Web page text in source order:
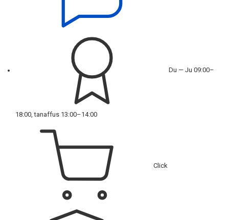
Du — Ju 09:00–
18:00, tanaffus 13:00–14:00
Click